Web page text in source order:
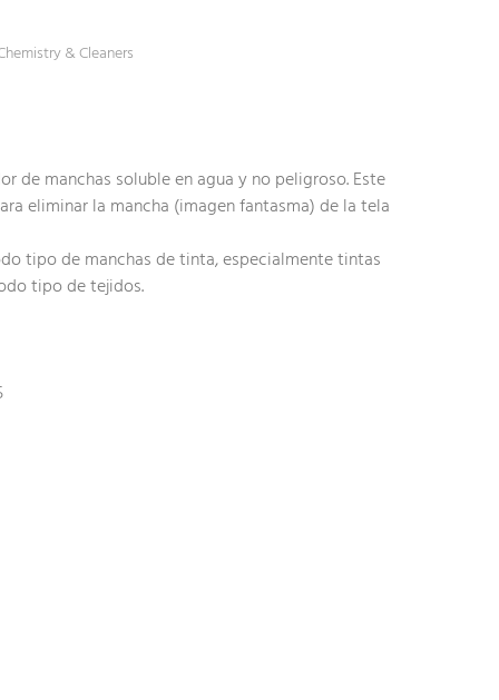
& Cleaners
de manchas soluble en agua y no peligroso. Este
eliminar la mancha (imagen fantasma) de la tela
tipo de manchas de tinta, especialmente tintas
tipo de tejidos.